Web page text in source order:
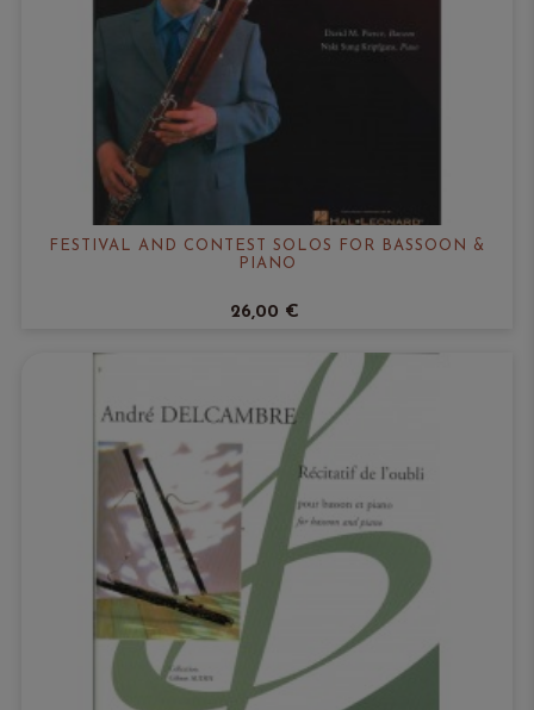
FESTIVAL AND CONTEST SOLOS FOR BASSOON &
PIANO
26,00 €